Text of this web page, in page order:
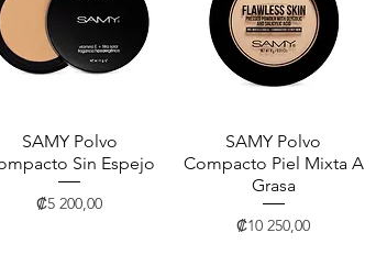
Vista rápida
SAMY Polvo
Sin Espejo
Precio
₡5 200,00
Vista rápida
SAMY Polvo
Compacto Piel Mixta A
Grasa
Precio
₡10 250,00